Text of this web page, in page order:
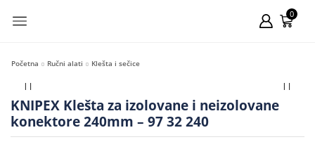
0
Početna Ručni alati Klešta i sečice
KNIPEX Klešta za izolovane i neizolovane
konektore 240mm – 97 32 240